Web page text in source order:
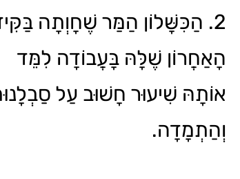
2. הַכִּשָּׁלוֹן הַמַּר שֶׁחָוְתָה
הָאַחֲרוֹן שֶׁלָּהּ בָּעֲבוֹדָה לִמֵּד
אוֹתָהּ שִׁיעוּר חָשׁוּב עַל
וְהַתְמָדָה.